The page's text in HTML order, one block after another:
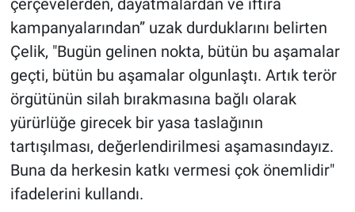
çerçevelerden, dayatmalardan ve iftira
kampanyalarından” uzak durduklarını belirten
Çelik, "Bugün gelinen nokta, bütün bu aşamalar
geçti, bütün bu aşamalar olgunlaştı. Artık terör
örgütünün silah bırakmasına bağlı olarak
yürürlüğe girecek bir yasa taslağının
tartışılması, değerlendirilmesi aşamasındayız.
Buna da herkesin katkı vermesi çok önemlidir"
ifadelerini kullandı.